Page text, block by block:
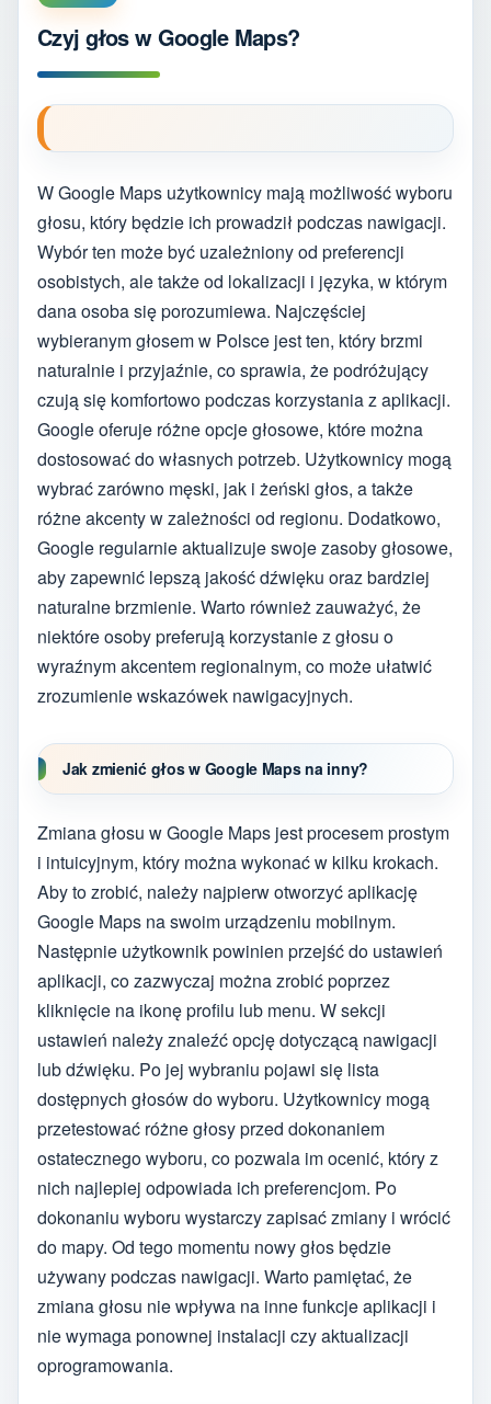
Czyj głos w Google Maps?
W Google Maps użytkownicy mają możliwość wyboru
głosu, który będzie ich prowadził podczas nawigacji.
Wybór ten może być uzależniony od preferencji
osobistych, ale także od lokalizacji i języka, w którym
dana osoba się porozumiewa. Najczęściej
wybieranym głosem w Polsce jest ten, który brzmi
naturalnie i przyjaźnie, co sprawia, że podróżujący
czują się komfortowo podczas korzystania z aplikacji.
Google oferuje różne opcje głosowe, które można
dostosować do własnych potrzeb. Użytkownicy mogą
wybrać zarówno męski, jak i żeński głos, a także
różne akcenty w zależności od regionu. Dodatkowo,
Google regularnie aktualizuje swoje zasoby głosowe,
aby zapewnić lepszą jakość dźwięku oraz bardziej
naturalne brzmienie. Warto również zauważyć, że
niektóre osoby preferują korzystanie z głosu o
wyraźnym akcentem regionalnym, co może ułatwić
zrozumienie wskazówek nawigacyjnych.
Jak zmienić głos w Google Maps na inny?
Zmiana głosu w Google Maps jest procesem prostym
i intuicyjnym, który można wykonać w kilku krokach.
Aby to zrobić, należy najpierw otworzyć aplikację
Google Maps na swoim urządzeniu mobilnym.
Następnie użytkownik powinien przejść do ustawień
aplikacji, co zazwyczaj można zrobić poprzez
kliknięcie na ikonę profilu lub menu. W sekcji
ustawień należy znaleźć opcję dotyczącą nawigacji
lub dźwięku. Po jej wybraniu pojawi się lista
dostępnych głosów do wyboru. Użytkownicy mogą
przetestować różne głosy przed dokonaniem
ostatecznego wyboru, co pozwala im ocenić, który z
nich najlepiej odpowiada ich preferencjom. Po
dokonaniu wyboru wystarczy zapisać zmiany i wrócić
do mapy. Od tego momentu nowy głos będzie
używany podczas nawigacji. Warto pamiętać, że
zmiana głosu nie wpływa na inne funkcje aplikacji i
nie wymaga ponownej instalacji czy aktualizacji
oprogramowania.